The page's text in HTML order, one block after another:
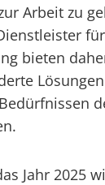
Arbeit zu
bieten
Jahr 2025